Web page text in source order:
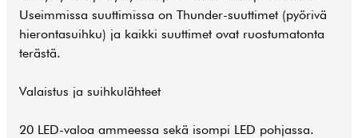
Useimmissa suuttimissa on Thunder-suuttimet (pyörivä
hierontasuihku) ja kaikki suuttimet ovat ruostumatonta
terästä.
Valaistus ja suihkulähteet
20 LED-valoa ammeessa sekä isompi LED pohjassa.